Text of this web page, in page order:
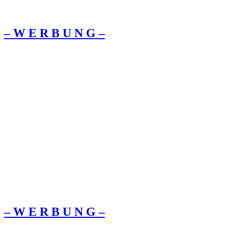
– W Ε R Β U Ν G –
– W Ε R Β U Ν G –